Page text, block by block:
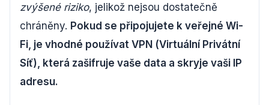
zvýšené riziko, jelikož nejsou dostatečně
chráněny. Pokud se připojujete k veřejné Wi-
Fi, je vhodné používat VPN (Virtuální Privátní
Síť), která zašifruje vaše data a skryje vaši IP
adresu.